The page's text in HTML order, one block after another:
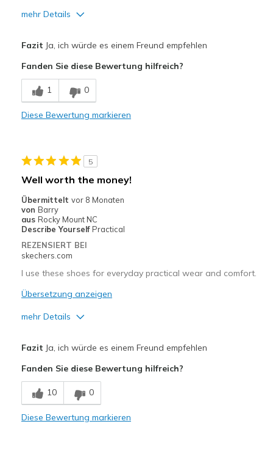
mehr Details
Durable
Stylish
Feels true to size
View On Shoes
I'm Into Shoes
Fazit Ja, ich würde es einem Freund empfehlen
Fanden Sie diese Bewertung hilfreich?
1 0
Diese Bewertung markieren
5
Well worth the money!
Übermittelt vor 8 Monaten
von Barry
aus Rocky Mount NC
Describe Yourself Practical
REZENSIERT BEI
skechers.com
I use these shoes for everyday practical wear and comfort.
Übersetzung anzeigen
mehr Details
Breathe Well
Comfortable
Fazit Ja, ich würde es einem Freund empfehlen
Fanden Sie diese Bewertung hilfreich?
10 0
Diese Bewertung markieren